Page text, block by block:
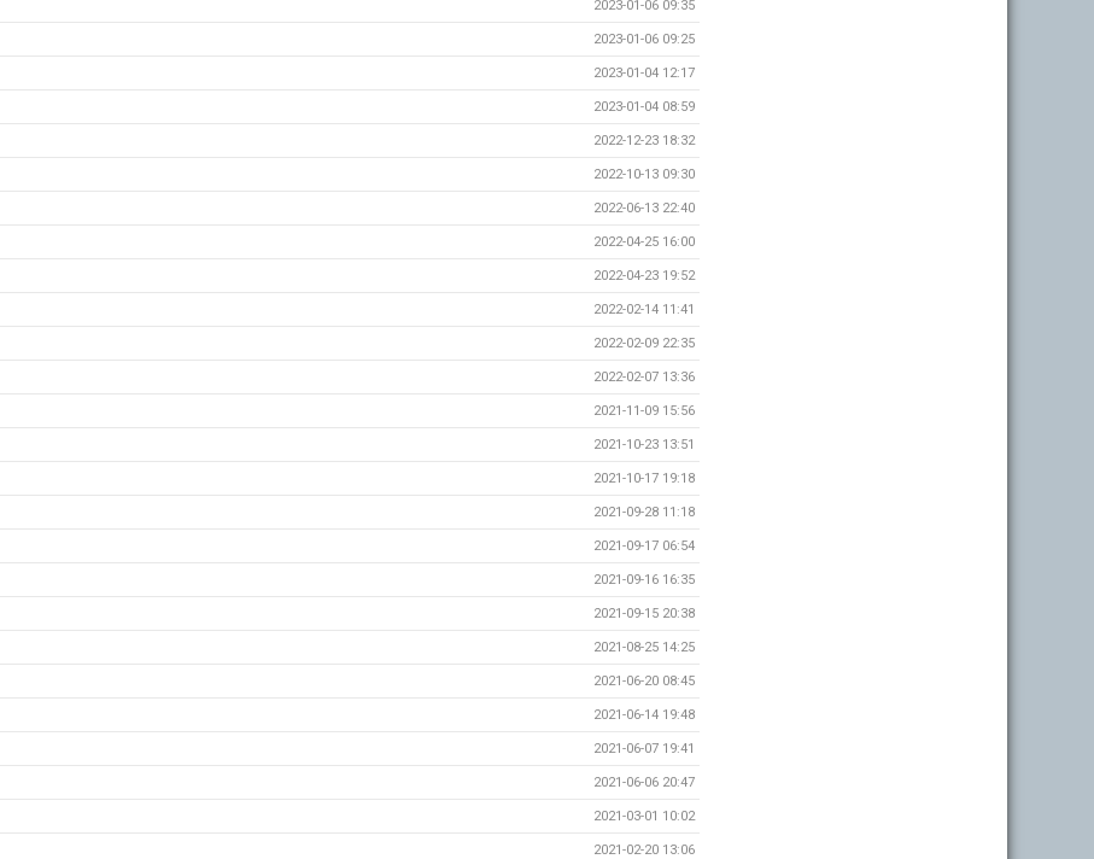
2023-01-06 09:35
2023-01-06 09:25
2023-01-04 12:17
2023-01-04 08:59
2022-12-23 18:32
2022-10-13 09:30
2022-06-13 22:40
2022-04-25 16:00
2022-04-23 19:52
2022-02-14 11:41
2022-02-09 22:35
2022-02-07 13:36
2021-11-09 15:56
2021-10-23 13:51
2021-10-17 19:18
2021-09-28 11:18
2021-09-17 06:54
2021-09-16 16:35
2021-09-15 20:38
2021-08-25 14:25
2021-06-20 08:45
2021-06-14 19:48
2021-06-07 19:41
2021-06-06 20:47
2021-03-01 10:02
2021-02-20 13:06